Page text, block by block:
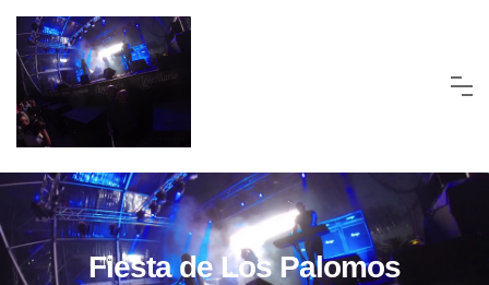
Skip
content
Fiesta de Los Palomos